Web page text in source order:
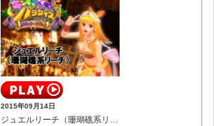
2015年09月14日
ジュエルリーチ（珊瑚礁系リーチ）